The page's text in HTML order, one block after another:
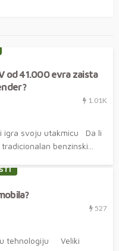
od 41.000 evra zaista
1.01K
igra svoju utakmicu Da li
benzinski...
527
tehnologiju Veliki